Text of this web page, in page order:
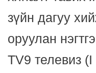
зүйн дагуу
оруулан
TV9 телевиз (I